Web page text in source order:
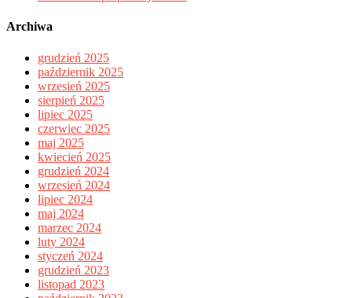
Archiwa
grudzień 2025
październik 2025
wrzesień 2025
sierpień 2025
lipiec 2025
czerwiec 2025
maj 2025
kwiecień 2025
grudzień 2024
wrzesień 2024
lipiec 2024
maj 2024
marzec 2024
luty 2024
styczeń 2024
grudzień 2023
listopad 2023